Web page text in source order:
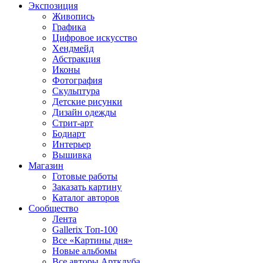
Экспозиция
Живопись
Графика
Цифровое искусство
Хендмейд
Абстракция
Иконы
Фотография
Скульптура
Детские рисунки
Дизайн одежды
Стрит-арт
Бодиарт
Интерьер
Вышивка
Магазин
Готовые работы
Заказать картину
Каталог авторов
Сообщество
Лента
Gallerix Топ-100
Все «Картины дня»
Новые альбомы